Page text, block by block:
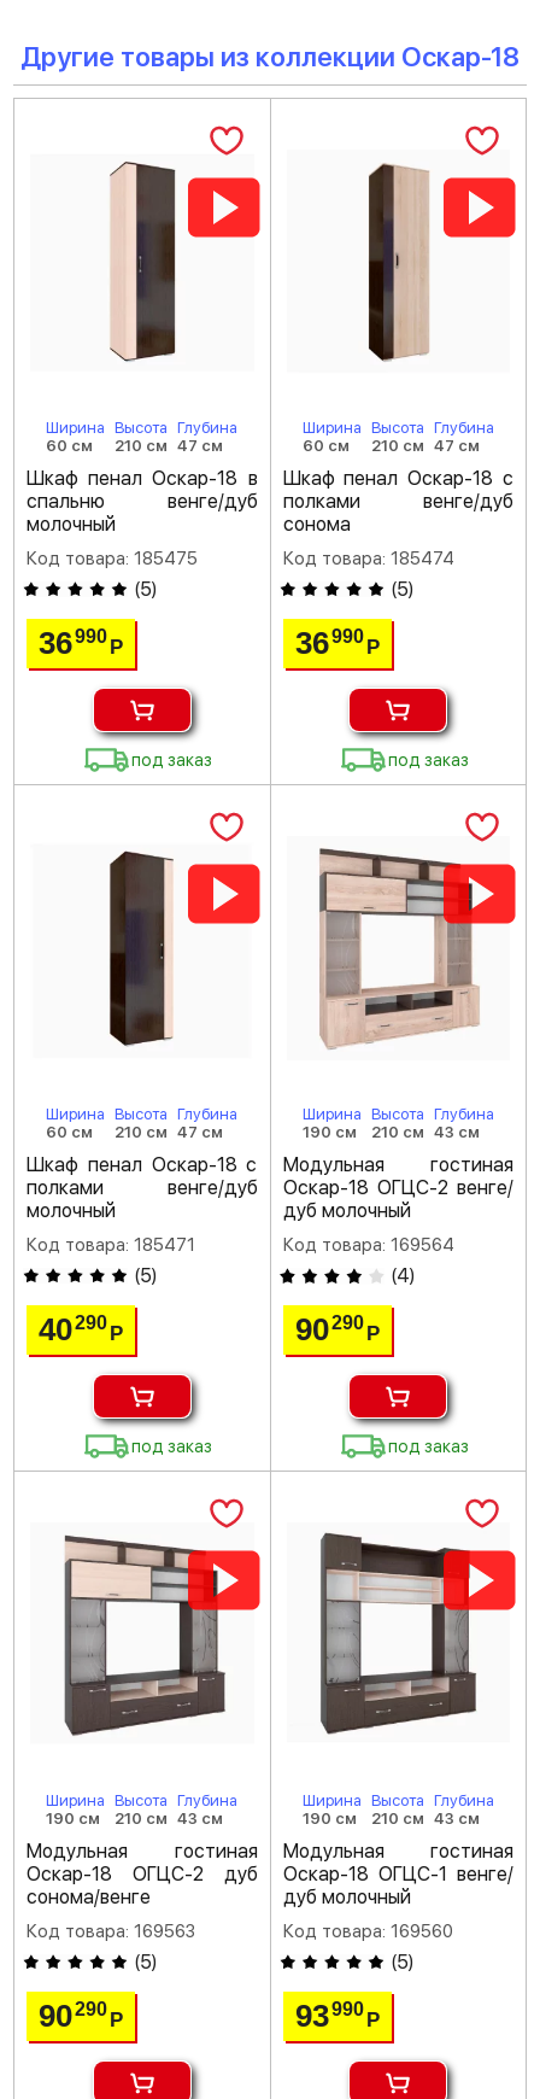
Другие товары из коллекции Оскар-18
Ширина
60 см
Высота
210 см
Глубина
47 см
Шкаф пенал Оскар-18 в
спальню венге/дуб
молочный
Код товара: 185475
(5)
36990Р
под заказ
Ширина
60 см
Высота
210 см
Глубина
47 см
Шкаф пенал Оскар-18 с
полками венге/дуб
сонома
Код товара: 185474
(5)
36990 Р
под заказ
Ширина
60 см
Высота
210 см
Глубина
47 см
Шкаф пенал Оскар-18 с
полками венге/дуб
молочный
Код товара: 185471
(5)
40290Р
под заказ
Ширина
190 см
Высота
210 см
Глубина
43 см
Модульная гостиная
Оскар-18 ОГЦС-2 венге/
дуб молочный
Код товара: 169564
(4)
90290 Р
под заказ
Ширина
190 см
Высота
210 см
Глубина
43 см
Модульная гостиная
Оскар-18 ОГЦС-2 дуб
сонома/венге
Код товара: 169563
(5)
90290Р
Ширина
190 см
Высота
210 см
Глубина
43 см
Модульная гостиная
Оскар-18 ОГЦС-1 венге/
дуб молочный
Код товара: 169560
(5)
93990 Р